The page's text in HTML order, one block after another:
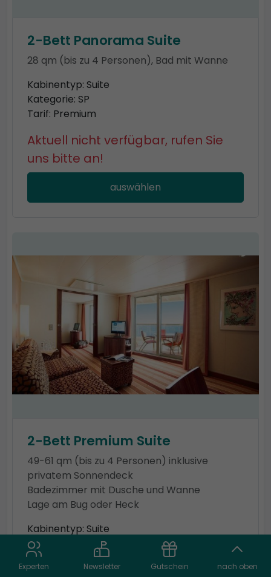
2-Bett Panorama Suite
28 qm (bis zu 4 Personen), Bad mit Wanne
Kabinentyp: Suite
Kategorie: SP
Tarif: Premium
Aktuell nicht verfügbar, rufen Sie
uns bitte an!
auswählen
2-Bett Premium Suite
49-61 qm (bis zu 4 Personen) inklusive
privatem Sonnendeck
Badezimmer mit Dusche und Wanne
Lage am Bug oder Heck
Kabinentyp: Suite
Kategorie: SB
Tarif: Premium
Experten Newsletter Gutschein nach oben